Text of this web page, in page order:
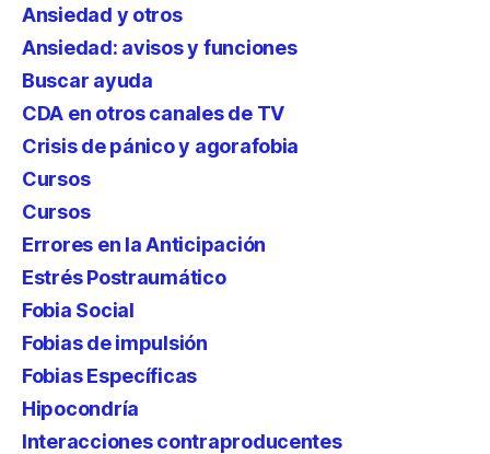
Ansiedad y otros
Ansiedad: avisos y funciones
Buscar ayuda
CDA en otros canales de TV
Crisis de pánico y agorafobia
Cursos
Cursos
Errores en la Anticipación
Estrés Postraumático
Fobia Social
Fobias de impulsión
Fobias Específicas
Hipocondría
Interacciones contraproducentes